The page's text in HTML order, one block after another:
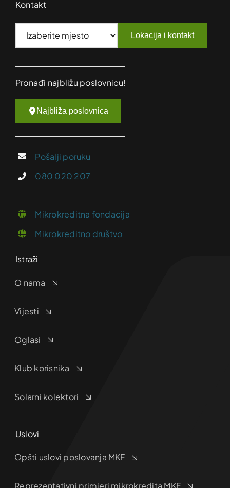
Kontakt
Lokacija i kontakt
Pronađi najbližu poslovnicu!
Najbliža poslovnica
Pošalji poruku
080 020 207
Mikrokreditna fondacija
Mikrokreditno društvo
Istraži
O nama
Vijesti
Oglasi
Klub korisnika
Solarni kolektori
Uslovi
Opšti uslovi poslovanja MKF
Reprezentativni primjeri mikrokredita MKF